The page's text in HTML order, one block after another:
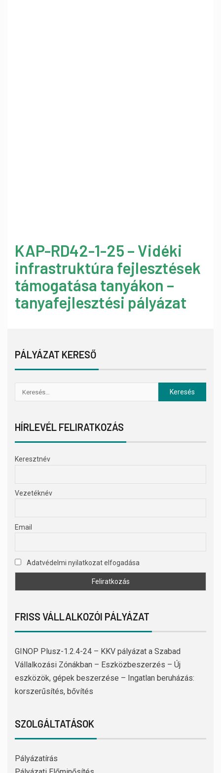
KAP-RD42-1-25 – Vidéki
infrastruktúra fejlesztések
támogatása tanyákon –
tanyafejlesztési pályázat
PÁLYÁZAT KERESŐ
HÍRLEVÉL FELIRATKOZÁS
Keresztnév
Vezetéknév
Email
Adatvédelmi nyilatkozat elfogadása
FRISS VÁLLALKOZÓI PÁLYÁZAT
GINOP Plusz-1.2.4-24 – KKV pályázat a Szabad
Vállalkozási Zónákban – Eszközbeszerzés – Új
eszközök, gépek beszerzése – Ingatlan beruházás:
korszerűsítés, bővítés
SZOLGÁLTATÁSOK
Pályázatírás